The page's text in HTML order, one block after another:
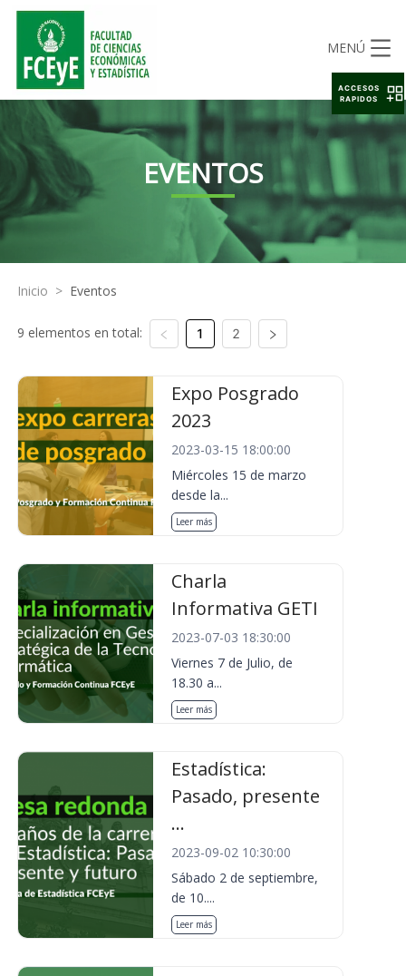
MENÚ
EVENTOS
Inicio > Eventos
9 elementos en total: 1 2
Expo Posgrado
2023
2023-03-15 18:00:00
Miércoles 15 de marzo
desde la...
Leer más
Charla
Informativa GETI
2023-07-03 18:30:00
Viernes 7 de Julio, de
18.30 a...
Leer más
Estadística:
Pasado, presente
...
2023-09-02 10:30:00
Sábado 2 de septiembre,
de 10....
Leer más
ACCESOS
RAPIDOS